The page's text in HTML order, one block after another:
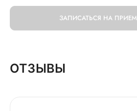
ЗАПИСАТЬСЯ НА ПРИЕМ
ОТЗЫВЫ